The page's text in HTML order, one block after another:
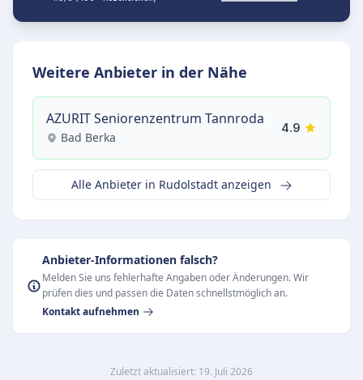
Weitere Anbieter in der Nähe
AZURIT Seniorenzentrum Tannroda
Bad Berka
4.9
Alle Anbieter in Rudolstadt anzeigen
Anbieter-Informationen falsch?
Melden Sie uns fehlerhafte Angaben oder Änderungen. Wir
prüfen dies und passen die Daten schnellstmöglich an.
Kontakt aufnehmen
Zuletzt aktualisiert: 19. Juli 2026